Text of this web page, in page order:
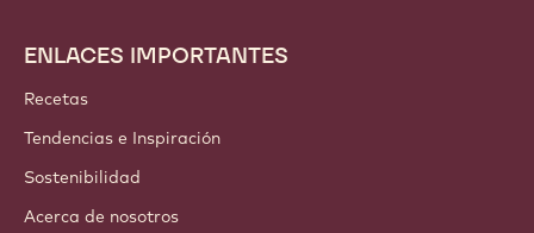
Footer
Callebaut
ENLACES IMPORTANTES
Recetas
Tendencias e Inspiración
Sostenibilidad
Acerca de nosotros